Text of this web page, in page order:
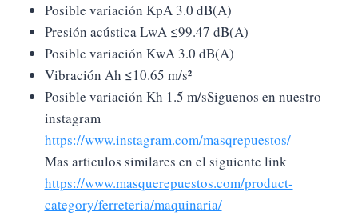
Posible variación KpA 3.0 dB(A)
Presión acústica LwA ≤99.47 dB(A)
Posible variación KwA 3.0 dB(A)
Vibración Ah ≤10.65 m/s²
Posible variación Kh 1.5 m/sSiguenos en nuestro
instagram
https://www.instagram.com/masqrepuestos/
Mas articulos similares en el siguiente link
https://www.masquerepuestos.com/product-
category/ferreteria/maquinaria/